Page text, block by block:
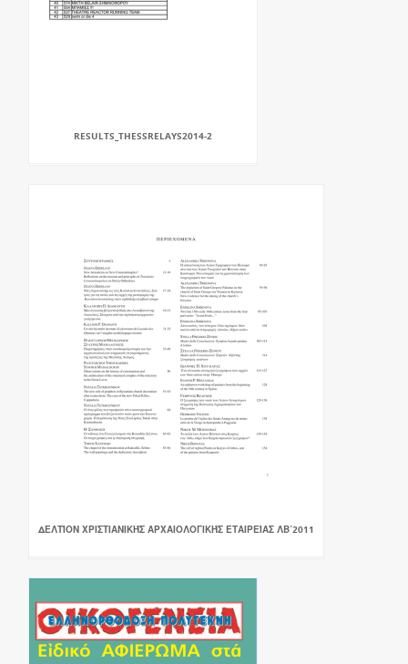
RESULTS_THESSRELAYS2014-2
ΔΕΛΤΊΟΝ ΧΡΙΣΤΙΑΝΙΚΉΣ ΑΡΧΑΙΟΛΟΓΙΚΉΣ ΕΤΑΙΡΕΊΑΣ ΛΒ΄2011